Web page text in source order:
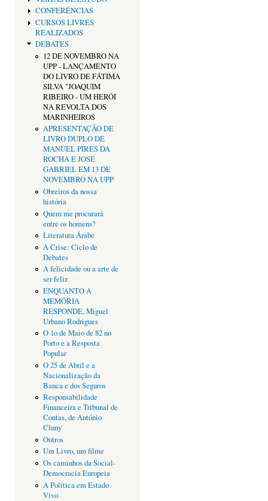
CONFERÊNCIAS
CURSOS LIVRES
REALIZADOS
DEBATES
12 DE NOVEMBRO NA
UPP - LANÇAMENTO
DO LIVRO DE FÁTIMA
SILVA "JOAQUIM
RIBEIRO - UM HERÓI
NA REVOLTA DOS
MARINHEIROS
APRESENTAÇÃO DE
LIVRO DUPLO DE
MANUEL PIRES DA
ROCHA E JOSÉ
GABRIEL EM 13 DE
NOVEMBRO NA UPP
Obreiros da nossa
história
Quem me procurará
entre os homens?
Literatura Árabe
A Crise: Ciclo de
Debates
A felicidade ou a arte de
ser feliz
ENQUANTO A
MEMÓRIA
RESPONDE, Miguel
Urbano Rodrigues
O 1o de Maio de 82 no
Porto e a Resposta
Popular
O 25 de Abril e a
Nacionalização da
Banca e dos Seguros
Responsabilidade
Financeira e Tribunal de
Contas, de António
Cluny
Outros
Um Livro, um filme
Os caminhos da Social-
Democracia Europeia
A Politica em Estado
Vivo